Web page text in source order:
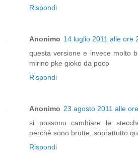
Rispondi
Anonimo 14 luglio 2011 alle ore
questa versione e invece molto
mirino pke gioko da poco
Rispondi
Anonimo 23 agosto 2011 alle
si possono cambiare le
perchè sono brutte, soprattutto
Rispondi